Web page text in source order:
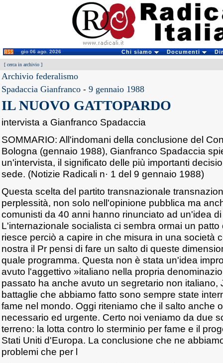
gio 06 ago. 2026 Chi siamo Documenti
[ cerca in archivio ]
Archivio federalismo
Spadaccia Gianfranco - 9 gennaio 1988
IL NUOVO GATTOPARDO
intervista a Gianfranco Spadaccia
SOMMARIO: All'indomani della conclusione del
Bologna (gennaio 1988), Gianfranco Spadaccia
un'intervista, il significato delle più importanti
sede. (Notizie Radicali n· 1 del 9 gennaio 1988)
Questa scelta del partito transnazionale
perplessità, non solo nell'opinione pubblica ma
comunisti da 40 anni hanno rinunciato ad un'idea
L'internazionale socialista ci sembra ormai un
riesce perciò a capire in che misura in una società
nostra il Pr pensi di fare un salto di queste
quale programma. Questa non è stata un'idea
avuto l'aggettivo »italiano nella propria
passato ha anche avuto un segretario non italiano,
battaglie che abbiamo fatto sono sempre state
fame nel mondo. Oggi riteniamo che il salto anche
necessario ed urgente. Certo noi veniamo da due
terreno: la lotta contro lo sterminio per fame e il
Stati Uniti d'Europa. La conclusione che ne
problemi che per l